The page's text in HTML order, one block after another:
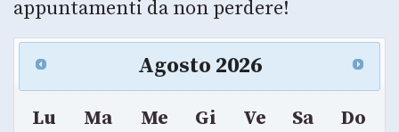
appuntamenti da non perdere!
Agosto 2026
Lu Ma Me Gi Ve Sa
Do